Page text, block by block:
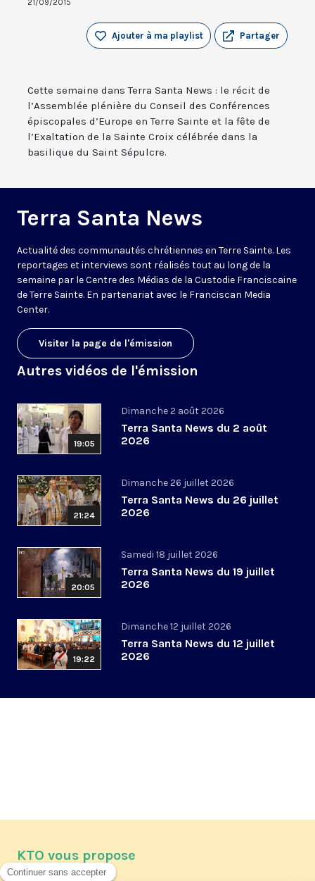
21/09/2015
Partager
Ajouter à ma playlist
Cette semaine dans Terra Santa News : le récit de
l’Assemblée plénière du Conseil des Conférences
épiscopales d’Europe en Terre Sainte et la fête de
l’Exaltation de la Sainte Croix célébrée dans la
basilique du Saint Sépulcre.
Terra Santa News
Actualité des communautés chrétiennes en Terre Sainte. Les
reportages et interviews sont réalisés tout au long de la
semaine par le Centre des Médias de la Custodie Franciscaine
de Terre Sainte. En partenariat avec le Franciscan Media
Center.
Visiter la page de l'émission
Autres vidéos de l'émission
19:05
Dimanche 2 août 2026
Terra Santa News du 2 août
2026
21:24
Dimanche 26 juillet 2026
Terra Santa News du 26 juillet
2026
20:05
Samedi 18 juillet 2026
Terra Santa News du 19 juillet
2026
19:22
Dimanche 12 juillet 2026
Terra Santa News du 12 juillet
2026
KTO vous propose